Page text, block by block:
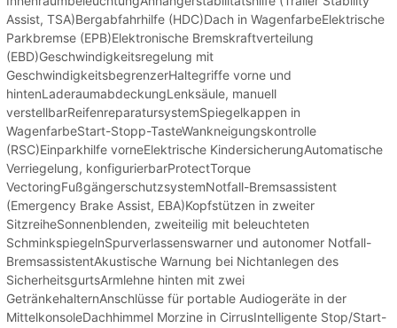
Assist, TSA)Bergabfahrhilfe (HDC)Dach in WagenfarbeElektrische
Parkbremse (EPB)Elektronische Bremskraftverteilung
(EBD)Geschwindigkeitsregelung mit
GeschwindigkeitsbegrenzerHaltegriffe vorne und
hintenLaderaumabdeckungLenksäule, manuell
verstellbarReifenreparatursystemSpiegelkappen in
WagenfarbeStart-Stopp-TasteWankneigungskontrolle
(RSC)Einparkhilfe vorneElektrische KindersicherungAutomatische
Verriegelung, konfigurierbarProtectTorque
VectoringFußgängerschutzsystemNotfall-Bremsassistent
(Emergency Brake Assist, EBA)Kopfstützen in zweiter
SitzreiheSonnenblenden, zweiteilig mit beleuchteten
SchminkspiegelnSpurverlassenswarner und autonomer Notfall-
BremsassistentAkustische Warnung bei Nichtanlegen des
SicherheitsgurtsArmlehne hinten mit zwei
GetränkehalternAnschlüsse für portable Audiogeräte in der
MittelkonsoleDachhimmel Morzine in CirrusIntelligente Stop/Start-